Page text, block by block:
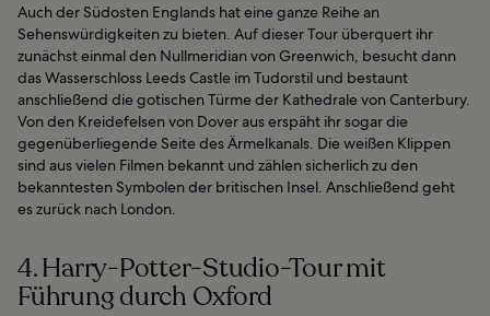
Auch der Südosten Englands hat eine ganze Reihe an
Sehenswürdigkeiten zu bieten. Auf dieser Tour überquert ihr
zunächst einmal den Nullmeridian von Greenwich, besucht dann
das Wasserschloss Leeds Castle im Tudorstil und bestaunt
anschließend die gotischen Türme der Kathedrale von Canterbury.
Von den Kreidefelsen von Dover aus erspäht ihr sogar die
gegenüberliegende Seite des Ärmelkanals. Die weißen Klippen
sind aus vielen Filmen bekannt und zählen sicherlich zu den
bekanntesten Symbolen der britischen Insel. Anschließend geht
es zurück nach London.
4. Harry-Potter-Studio-Tour mit
Führung durch Oxford